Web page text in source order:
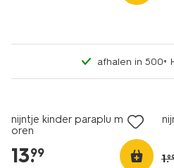
afhalen in 500+
nijntje kinder paraplu met
oren
13.
99 1.99